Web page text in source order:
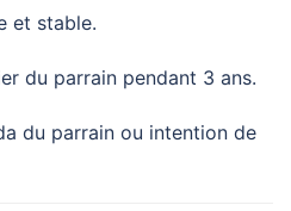
et stable.
du parrain pendant 3 ans.
du parrain ou intention de